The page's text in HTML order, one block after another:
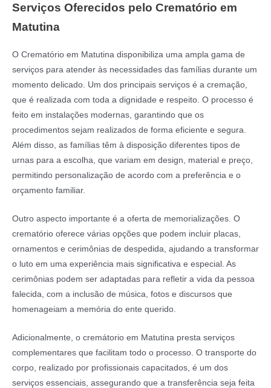
Serviços Oferecidos pelo Crematório em
Matutina
O Crematório em Matutina disponibiliza uma ampla gama de
serviços para atender às necessidades das famílias durante um
momento delicado. Um dos principais serviços é a cremação,
que é realizada com toda a dignidade e respeito. O processo é
feito em instalações modernas, garantindo que os
procedimentos sejam realizados de forma eficiente e segura.
Além disso, as famílias têm à disposição diferentes tipos de
urnas para a escolha, que variam em design, material e preço,
permitindo personalização de acordo com a preferência e o
orçamento familiar.
Outro aspecto importante é a oferta de memorializações. O
crematório oferece várias opções que podem incluir placas,
ornamentos e cerimônias de despedida, ajudando a transformar
o luto em uma experiência mais significativa e especial. As
cerimônias podem ser adaptadas para refletir a vida da pessoa
falecida, com a inclusão de música, fotos e discursos que
homenageiam a memória do ente querido.
Adicionalmente, o cremátorio em Matutina presta serviços
complementares que facilitam todo o processo. O transporte do
corpo, realizado por profissionais capacitados, é um dos
serviços essenciais, assegurando que a transferência seja feita